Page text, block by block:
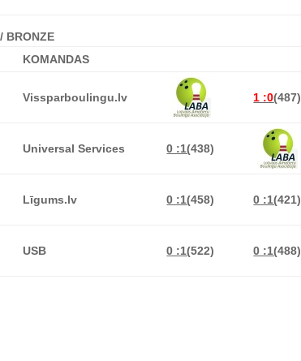
BRONZE
KOMANDAS
Vissparboulingu.lv 1 :0(487)
Universal Services 0 :1(438)
Līgums.lv 0 :1(458) 0 :1(421)
USB 0 :1(522) 0 :1(488)